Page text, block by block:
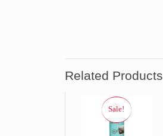
Related Products